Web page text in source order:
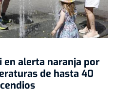
en alerta naranja por
de hasta 40